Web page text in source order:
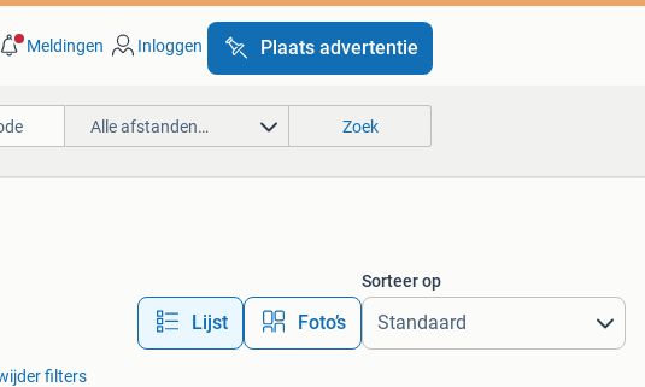
Meldingen Inloggen Plaats advertentie
Alle afstanden… Zoek
Lijst Foto’s
Sorteer op
filters